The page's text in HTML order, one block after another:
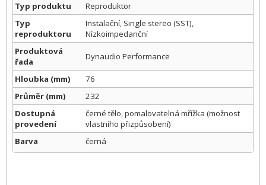
Typ produktu
Reproduktor
Typ
reproduktoru
Instalační, Single stereo (SST),
Nízkoimpedanční
Produktová
řada
Dynaudio Performance
Hloubka (mm)
76
Průměr (mm)
232
Dostupná
provedení
černé tělo, pomalovatelná mřížka (možnost
vlastního přizpůsobení)
Barva
černá